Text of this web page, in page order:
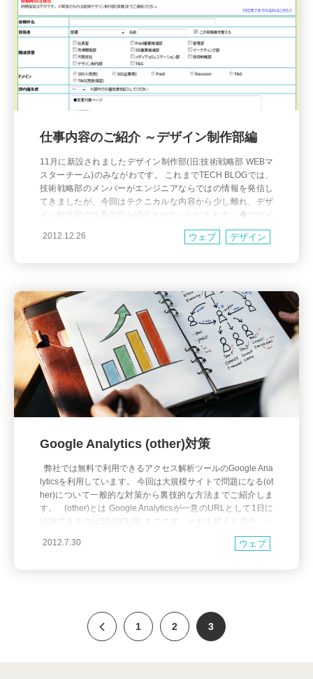
仕事内容のご紹介 ～デザイン制作部編
11月に新設されましたデザイン制作部(旧:技術戦略部 WEBマ
スターチーム)のみながわです。 これまでTECH BLOGでは、
技術戦略部のメンバーがエンジニアならではの情報を発信し
てきましたが、今回はテクニカルな内容から少し離れ、デザ
イン制作部の仕事内容を紹介させていただきます。 ◆デザイ
ン制作部とは？ 目的に応じて、何を、どこに、どのように配
置するべきかを考え、ページデザインと
2012.12.26 デザイン
ウェブ
Google Analytics (other)対策
弊社では無料で利用できるアクセス解析ツールのGoogle Ana
lyticsを利用しています。 今回は大規模サイトで問題になる(ot
her)について一般的な対策から裏技的な方法までご紹介しま
す。 (other)とは Google Analyticsが一意のURLとして1日に
認識できるのは50,000URLまでです。それを超えた場合、ペ
2012.7.30 ウェブ
1 2 3